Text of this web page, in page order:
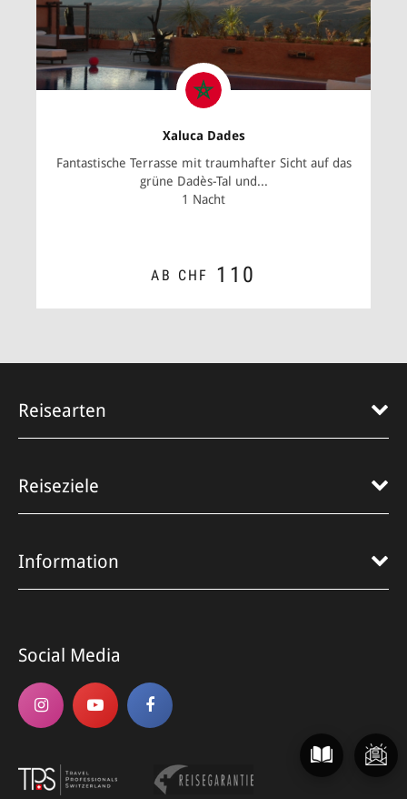
Xaluca Dades
Fantastische Terrasse mit traumhafter Sicht auf das
grüne Dadès-Tal und...
1 Nacht
AB CHF 110
Reisearten
Reiseziele
Information
Social Media